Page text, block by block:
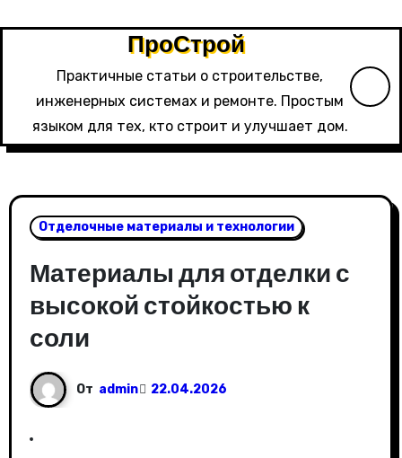
ПроСтрой
Практичные статьи о строительстве,
инженерных системах и ремонте. Простым
языком для тех, кто строит и улучшает дом.
Отделочные материалы и технологии
Материалы для отделки с
высокой стойкостью к
соли
От admin 22.04.2026